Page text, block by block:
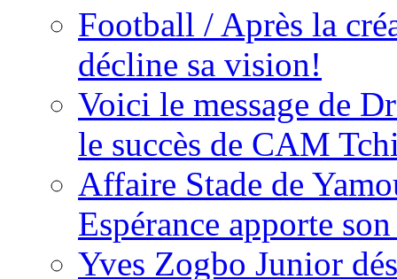
Football / Après la
décline sa vision!
Voici le message de
le succès de CAM
Affaire Stade de
Espérance apporte
Yves Zogbo Junior